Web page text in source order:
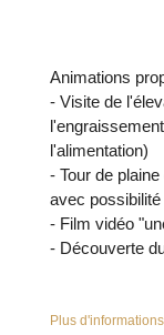
Animations
- Visite de
l'alimentation)
- Tour de
avec
- Film vidéo
- Découverte
Plus d'informations